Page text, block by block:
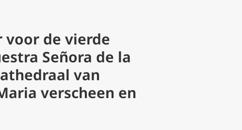
de vierde
Señora de la
van
verscheen en